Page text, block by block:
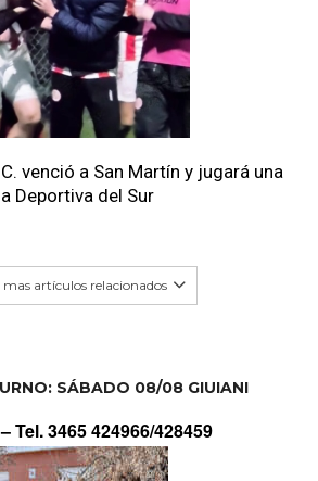
venció a San Martín y jugará una
Deportiva del Sur
artículos relacionados
SÁBADO 08/08 GIUIANI
Tel. 3465 424966/428459